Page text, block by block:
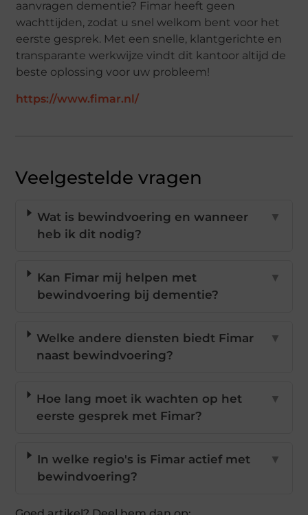
aanvragen dementie? Fimar heeft geen
wachttijden, zodat u snel welkom bent voor het
eerste gesprek. Met een snelle, klantgerichte en
transparante werkwijze vindt dit kantoor altijd de
beste oplossing voor uw probleem!
https://www.fimar.nl/
Veelgestelde vragen
Wat is bewindvoering en wanneer
heb ik dit nodig?
▼
Kan Fimar mij helpen met
bewindvoering bij dementie?
▼
Welke andere diensten biedt Fimar
naast bewindvoering?
▼
Hoe lang moet ik wachten op het
eerste gesprek met Fimar?
▼
In welke regio's is Fimar actief met
bewindvoering?
▼